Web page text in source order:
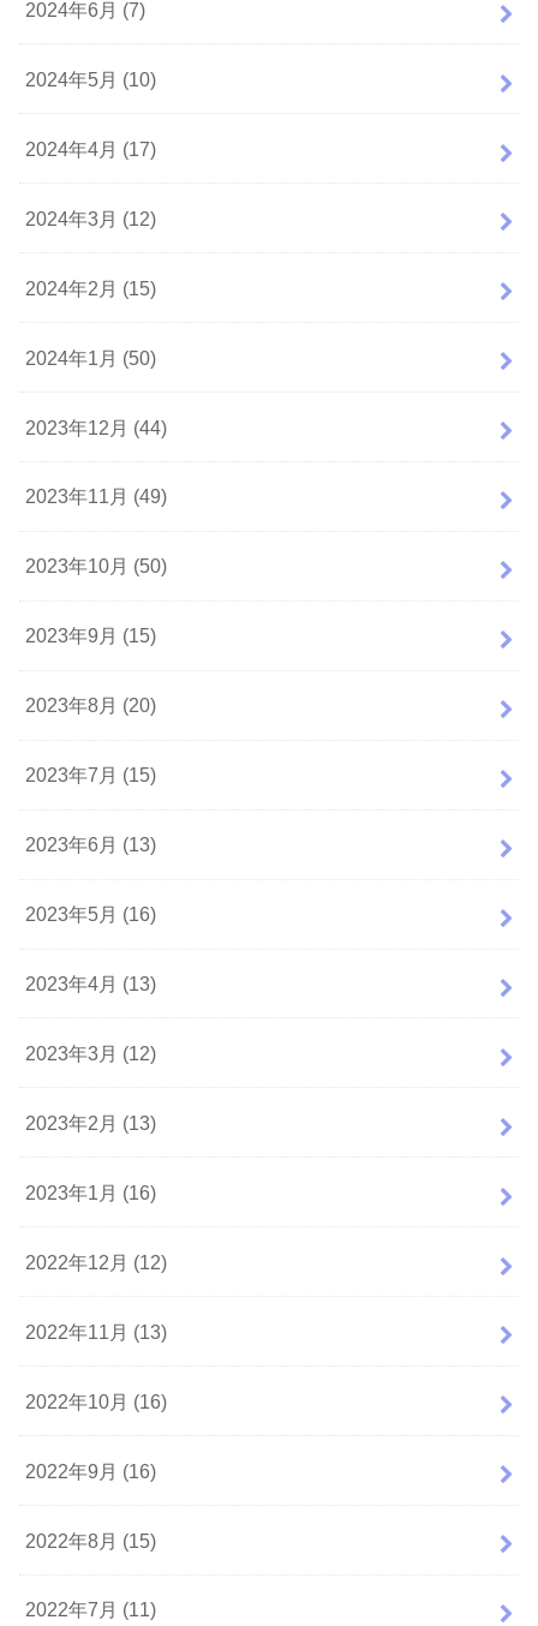
2024年6月 (7)
2024年5月 (10)
2024年4月 (17)
2024年3月 (12)
2024年2月 (15)
2024年1月 (50)
2023年12月 (44)
2023年11月 (49)
2023年10月 (50)
2023年9月 (15)
2023年8月 (20)
2023年7月 (15)
2023年6月 (13)
2023年5月 (16)
2023年4月 (13)
2023年3月 (12)
2023年2月 (13)
2023年1月 (16)
2022年12月 (12)
2022年11月 (13)
2022年10月 (16)
2022年9月 (16)
2022年8月 (15)
2022年7月 (11)